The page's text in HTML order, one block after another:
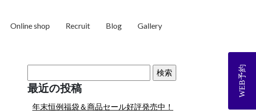
WEB予約
Online shop Recruit Blog Gallery
索:
最近の投稿
年末恒例福袋＆商品セール好評発売中！